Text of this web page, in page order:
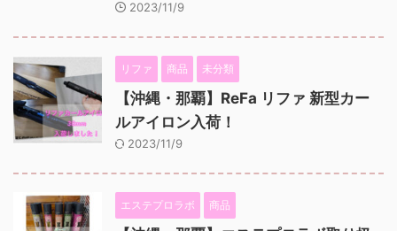
2023/11/9
リファ 商品 未分類
【沖縄・那覇】ReFa リファ 新型カー
ルアイロン入荷！
2023/11/9
エステプロラボ 商品